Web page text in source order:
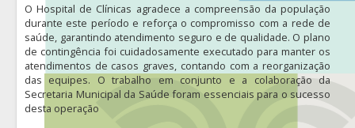
O Hospital de Clínicas agradece a compreensão da população
durante este período e reforça o compromisso com a rede de
saúde, garantindo atendimento seguro e de qualidade. O plano
de contingência foi cuidadosamente executado para manter os
atendimentos de casos graves, contando com a reorganização
das equipes. O trabalho em conjunto e a colaboração da
Secretaria Municipal da Saúde foram essenciais para o sucesso
desta operação